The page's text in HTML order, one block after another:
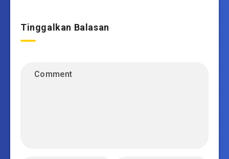
Tinggalkan Balasan